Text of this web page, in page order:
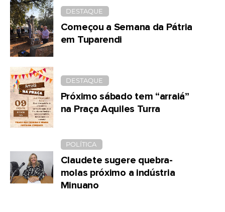
DESTAQUE
Começou a Semana da Pátria
em Tuparendi
DESTAQUE
Próximo sábado tem “arraiá”
na Praça Aquiles Turra
POLÍTICA
Claudete sugere quebra-
molas próximo a indústria
Minuano